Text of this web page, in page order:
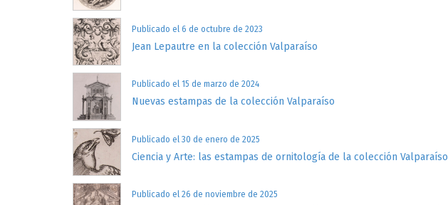
Publicado el 6 de octubre de 2023
Jean Lepautre en la colección Valparaíso
Publicado el 15 de marzo de 2024
Nuevas estampas de la colección Valparaíso
Publicado el 30 de enero de 2025
Ciencia y Arte: las estampas de ornitología de la colección Valparaíso
Publicado el 26 de noviembre de 2025